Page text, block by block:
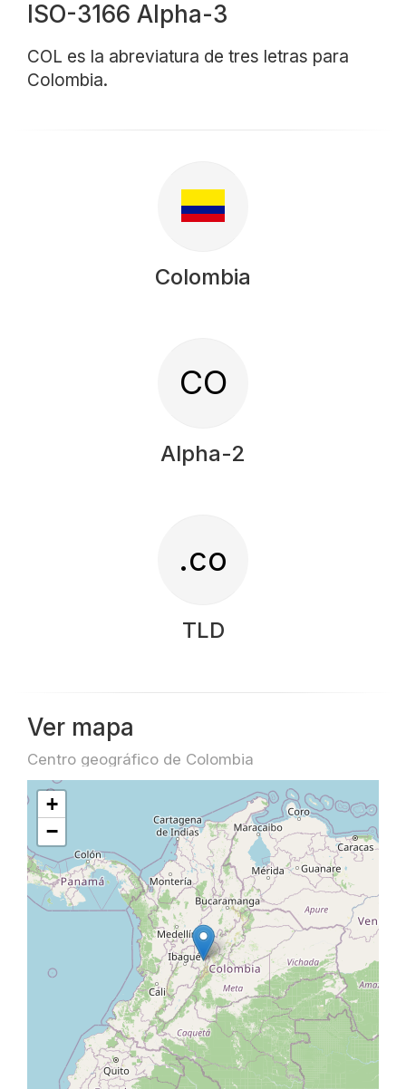
ISO-3166 Alpha-3
COL es la abreviatura de tres letras para
Colombia.
Colombia
CO
Alpha-2
.co
TLD
Ver mapa
Centro geográfico de Colombia
+
−